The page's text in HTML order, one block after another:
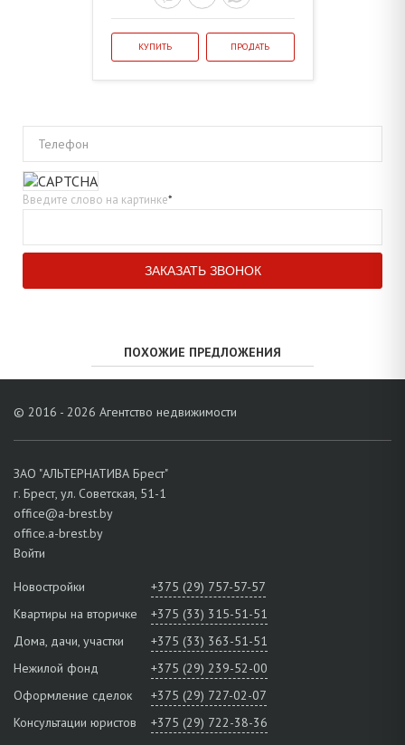
КУПИТЬ ПРОДАТЬ
Телефон
Введите слово на картинке*
ПОХОЖИЕ ПРЕДЛОЖЕНИЯ
© 2016 - 2026 Агентство недвижимости
ЗАО "АЛЬТЕРНАТИВА Брест"
г. Брест, ул. Советская, 51-1
office@a-brest.by
office.a-brest.by
Войти
Новостройки
+375 (29) 757-57-57
Квартиры на вторичке
+375 (33) 315-51-51
Дома, дачи, участки
+375 (33) 363-51-51
Нежилой фонд
+375 (29) 239-52-00
Оформление сделок
+375 (29) 727-02-07
Консультации юристов
+375 (29) 722-38-36